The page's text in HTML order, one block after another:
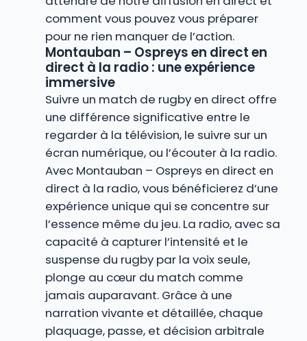
comment vous pouvez vous préparer
pour ne rien manquer de l’action.
Montauban – Ospreys en direct en
direct à la radio : une expérience
immersive
Suivre un match de rugby en direct offre
une différence significative entre le
regarder à la télévision, le suivre sur un
écran numérique, ou l’écouter à la radio.
Avec Montauban – Ospreys en direct en
direct à la radio, vous bénéficierez d’une
expérience unique qui se concentre sur
l’essence même du jeu. La radio, avec sa
capacité à capturer l’intensité et le
suspense du rugby par la voix seule,
plonge au cœur du match comme
jamais auparavant. Grâce à une
narration vivante et détaillée, chaque
plaquage, passe, et décision arbitrale